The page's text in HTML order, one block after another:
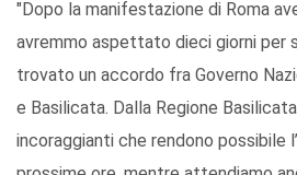
"Dopo la manifestazione di Roma
avremmo aspettato dieci giorni per
trovato un accordo fra Governo
e Basilicata. Dalla Regione
incoraggianti che rendono possibile